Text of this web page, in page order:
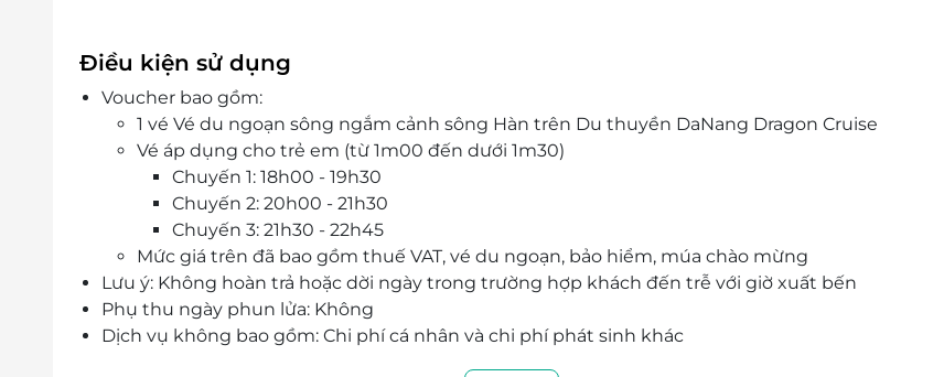
Điều kiện sử dụng
Voucher bao gồm:
1 vé Vé du ngoạn sông ngắm cảnh sông Hàn trên Du thuyền DaNang Dragon Cruise
Vé áp dụng cho trẻ em (từ 1m00 đến dưới 1m30)
Chuyến 1: 18h00 - 19h30
Chuyến 2: 20h00 - 21h30
Chuyến 3: 21h30 - 22h45
Mức giá trên đã bao gồm thuế VAT, vé du ngoạn, bảo hiểm, múa chào mừng
Lưu ý: Không hoàn trả hoặc dời ngày trong trường hợp khách đến trễ với giờ xuất bến
Phụ thu ngày phun lửa: Không
Dịch vụ không bao gồm: Chi phí cá nhân và chi phí phát sinh khác